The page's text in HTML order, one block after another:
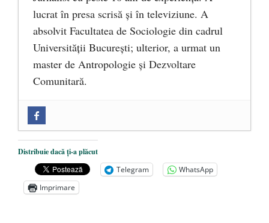
lucrat în presa scrisă și în televiziune. A
absolvit Facultatea de Sociologie din cadrul
Universității București; ulterior, a urmat un
master de Antropologie și Dezvoltare
Comunitară.
Mănăstirea „Sfânta Ana” Rohia. Părintele
Nicolae Steinhardt, comemorat la 102 ani
de la naștere - 29 iulie 2024
„Carnea cultivată” în laborator, tot mai
Distribuie dacă ți-a plăcut
Telegram
WhatsApp
Imprimare